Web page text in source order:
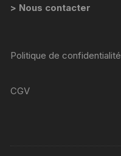
> Nous contacter
Politique de confidentialité
CGV